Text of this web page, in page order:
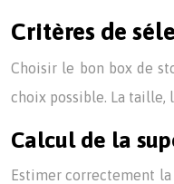
Critères de
Choisir le bon box de
choix possible. La taille,
Calcul de la
Estimer correctement la